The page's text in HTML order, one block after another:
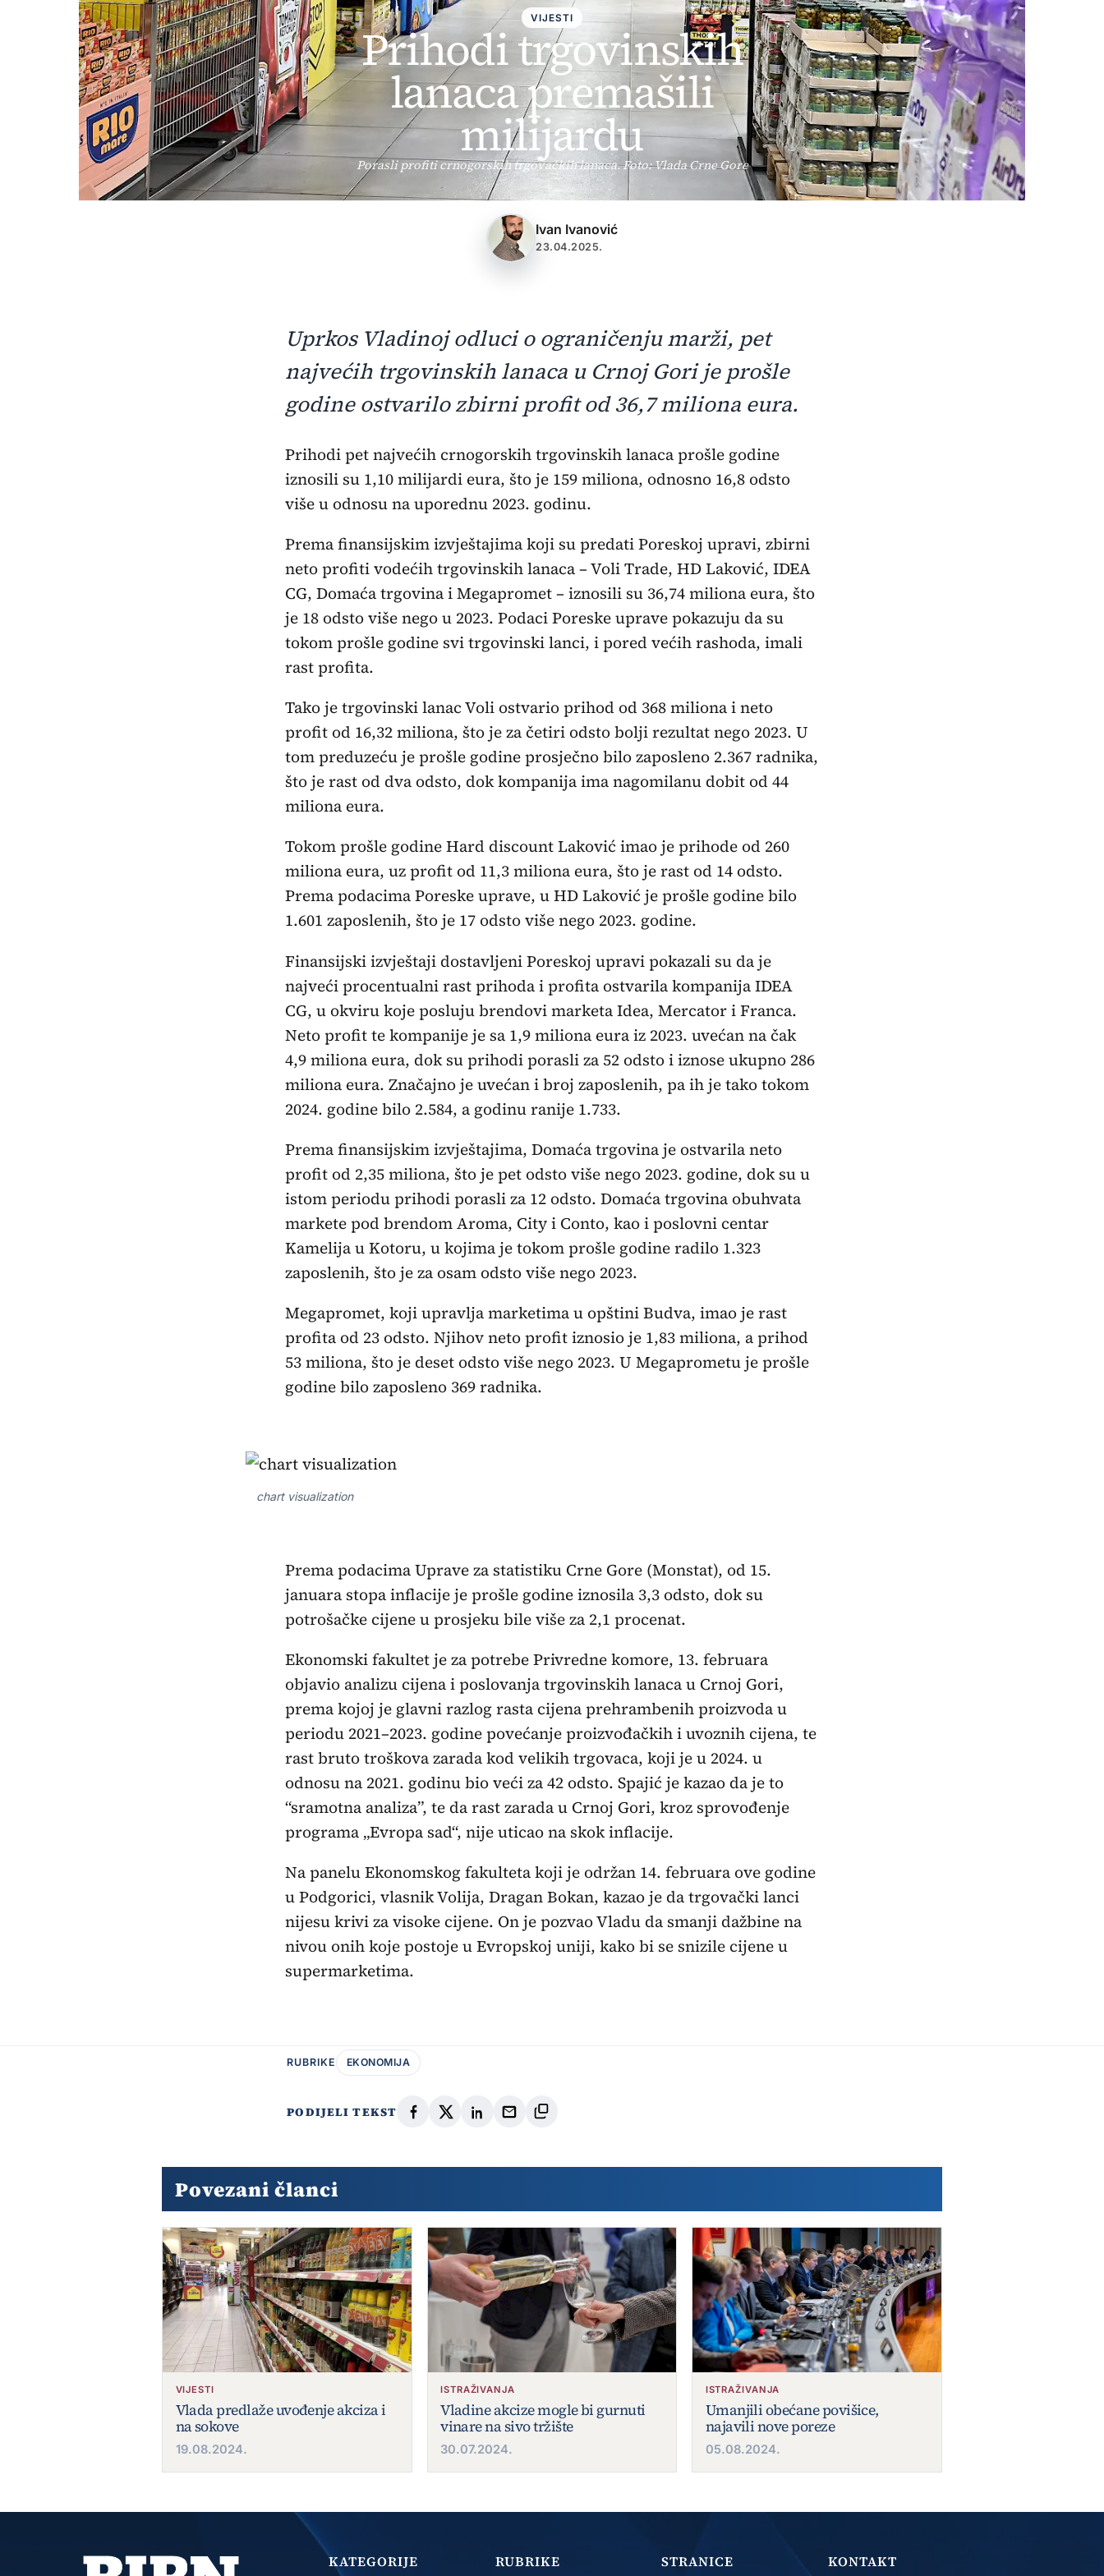
VIJESTI
Prihodi trgovinskih
lanaca premašili
milijardu
Porasli profiti crnogorskih trgovačkih lanaca. Foto: Vlada Crne Gore
Ivan Ivanović
23.04.2025.
Uprkos Vladinoj odluci o ograničenju marži, pet
najvećih trgovinskih lanaca u Crnoj Gori je prošle
godine ostvarilo zbirni profit od 36,7 miliona eura.
Prihodi pet najvećih crnogorskih trgovinskih lanaca prošle godine
iznosili su 1,10 milijardi eura, što je 159 miliona, odnosno 16,8 odsto
više u odnosu na uporednu 2023. godinu.
Prema finansijskim izvještajima koji su predati Poreskoj upravi, zbirni
neto profiti vodećih trgovinskih lanaca – Voli Trade, HD Laković, IDEA
CG, Domaća trgovina i Megapromet – iznosili su 36,74 miliona eura, što
je 18 odsto više nego u 2023. Podaci Poreske uprave pokazuju da su
tokom prošle godine svi trgovinski lanci, i pored većih rashoda, imali
rast profita.
Tako je trgovinski lanac Voli ostvario prihod od 368 miliona i neto
profit od 16,32 miliona, što je za četiri odsto bolji rezultat nego 2023. U
tom preduzeću je prošle godine prosječno bilo zaposleno 2.367 radnika,
što je rast od dva odsto, dok kompanija ima nagomilanu dobit od 44
miliona eura.
Tokom prošle godine Hard discount Laković imao je prihode od 260
miliona eura, uz profit od 11,3 miliona eura, što je rast od 14 odsto.
Prema podacima Poreske uprave, u HD Laković je prošle godine bilo
1.601 zaposlenih, što je 17 odsto više nego 2023. godine.
Finansijski izvještaji dostavljeni Poreskoj upravi pokazali su da je
najveći procentualni rast prihoda i profita ostvarila kompanija IDEA
CG, u okviru koje posluju brendovi marketa Idea, Mercator i Franca.
Neto profit te kompanije je sa 1,9 miliona eura iz 2023. uvećan na čak
4,9 miliona eura, dok su prihodi porasli za 52 odsto i iznose ukupno 286
miliona eura. Značajno je uvećan i broj zaposlenih, pa ih je tako tokom
2024. godine bilo 2.584, a godinu ranije 1.733.
Prema finansijskim izvještajima, Domaća trgovina je ostvarila neto
profit od 2,35 miliona, što je pet odsto više nego 2023. godine, dok su u
istom periodu prihodi porasli za 12 odsto. Domaća trgovina obuhvata
markete pod brendom Aroma, City i Conto, kao i poslovni centar
Kamelija u Kotoru, u kojima je tokom prošle godine radilo 1.323
zaposlenih, što je za osam odsto više nego 2023.
Megapromet, koji upravlja marketima u opštini Budva, imao je rast
profita od 23 odsto. Njihov neto profit iznosio je 1,83 miliona, a prihod
53 miliona, što je deset odsto više nego 2023. U Megaprometu je prošle
godine bilo zaposleno 369 radnika.
chart visualization
Prema podacima Uprave za statistiku Crne Gore (Monstat), od 15.
januara stopa inflacije je prošle godine iznosila 3,3 odsto, dok su
potrošačke cijene u prosjeku bile više za 2,1 procenat.
Ekonomski fakultet je za potrebe Privredne komore, 13. februara
objavio analizu cijena i poslovanja trgovinskih lanaca u Crnoj Gori,
prema kojoj je glavni razlog rasta cijena prehrambenih proizvoda u
periodu 2021–2023. godine povećanje proizvođačkih i uvoznih cijena, te
rast bruto troškova zarada kod velikih trgovaca, koji je u 2024. u
odnosu na 2021. godinu bio veći za 42 odsto. Spajić je kazao da je to
“sramotna analiza”, te da rast zarada u Crnoj Gori, kroz sprovođenje
programa „Evropa sad“, nije uticao na skok inflacije.
Na panelu Ekonomskog fakulteta koji je održan 14. februara ove godine
u Podgorici, vlasnik Volija, Dragan Bokan, kazao je da trgovački lanci
nijesu krivi za visoke cijene. On je pozvao Vladu da smanji dažbine na
nivou onih koje postoje u Evropskoj uniji, kako bi se snizile cijene u
supermarketima.
RUBRIKE EKONOMIJA
PODIJELI TEKST
Povezani članci
VIJESTI
Vlada predlaže uvođenje akciza i
na sokove
19.08.2024.
ISTRAŽIVANJA
Vladine akcize mogle bi gurnuti
vinare na sivo tržište
30.07.2024.
ISTRAŽIVANJA
Umanjili obećane povišice,
najavili nove poreze
05.08.2024.
KATEGORIJE RUBRIKE STRANICE KONTAKT